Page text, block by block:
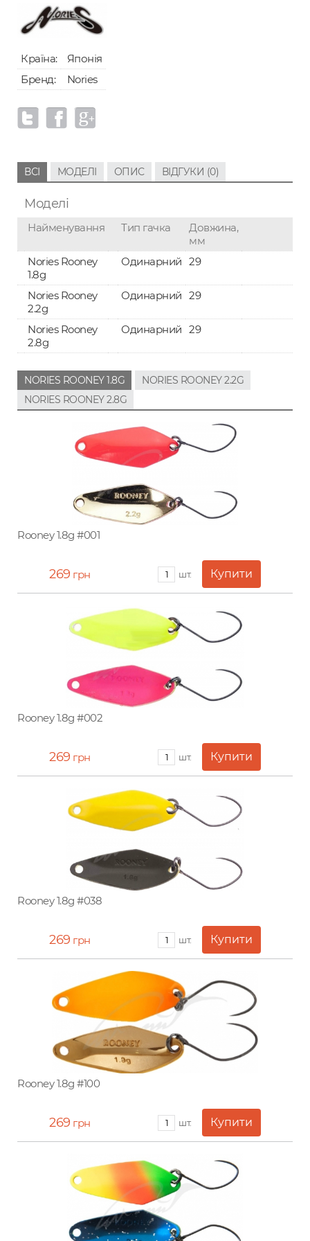
Країна:
Японія
Бренд:
Nories
ВСІ МОДЕЛІ ОПИС ВІДГУКИ (0)
Моделі
Найменування Тип гачка
Довжина,
мм
Nories Rooney
1.8g
Одинарний 29
Nories Rooney
2.2g
Одинарний 29
Nories Rooney
2.8g
Одинарний 29
NORIES ROONEY 1.8G
NORIES ROONEY 2.2G
NORIES ROONEY 2.8G
Rooney 1.8g #001
269 грн шт.
Rooney 1.8g #002
269 грн шт.
Rooney 1.8g #038
269 грн шт.
Rooney 1.8g #100
269 грн шт.